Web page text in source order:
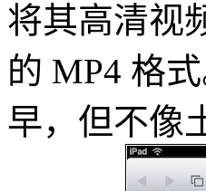
将其高清视
的 MP4 格
早，但不像